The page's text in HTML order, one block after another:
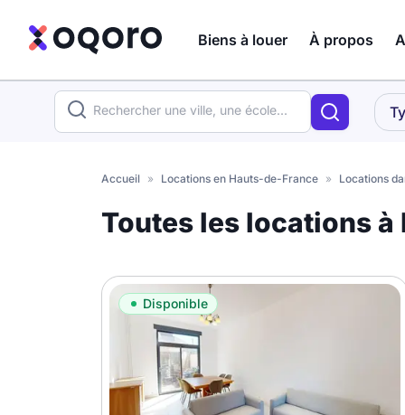
Biens à louer À propos
Votre
Colocation Coliving
Résidence étudiante
recherche
Accueil » Locations en Hauts-de-France » Locations
Toutes les locations à
Disponible